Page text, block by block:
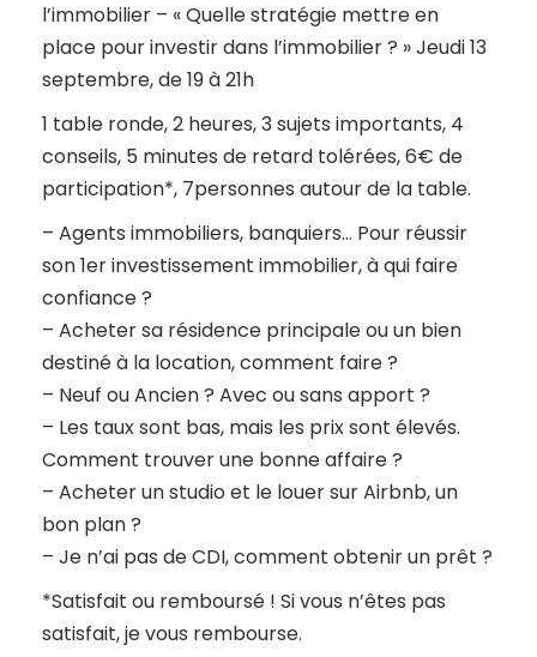
l’immobilier – « Quelle stratégie mettre en
place pour investir dans l’immobilier ? » Jeudi 13
septembre, de 19 à 21h
1 table ronde, 2 heures, 3 sujets importants, 4
conseils, 5 minutes de retard tolérées, 6€ de
participation*, 7personnes autour de la table.
– Agents immobiliers, banquiers… Pour réussir
son 1er investissement immobilier, à qui faire
confiance ?
– Acheter sa résidence principale ou un bien
destiné à la location, comment faire ?
– Neuf ou Ancien ? Avec ou sans apport ?
– Les taux sont bas, mais les prix sont élevés.
Comment trouver une bonne affaire ?
– Acheter un studio et le louer sur Airbnb, un
bon plan ?
– Je n’ai pas de CDI, comment obtenir un prêt ?
*Satisfait ou remboursé ! Si vous n’êtes pas
satisfait, je vous rembourse.